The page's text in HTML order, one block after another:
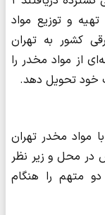
و توزیع مواد
کشور به تهران
از مواد مخدر را
خود تحویل دهد.
مواد مخدر تهران
در محل و زیر نظر
متهم را هنگام